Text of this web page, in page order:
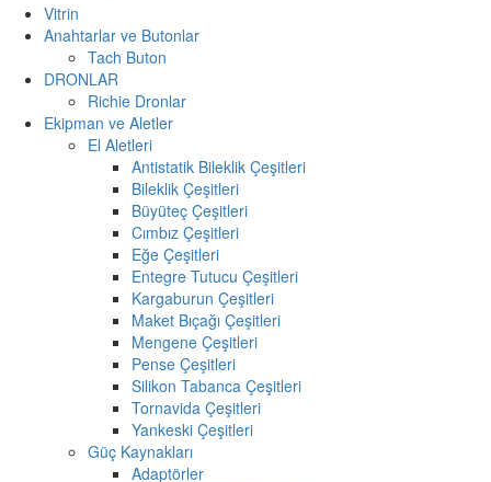
Vitrin
Anahtarlar ve Butonlar
Tach Buton
DRONLAR
Richie Dronlar
Ekipman ve Aletler
El Aletleri
Antistatik Bileklik Çeşitleri
Bileklik Çeşitleri
Büyüteç Çeşitleri
Cımbız Çeşitleri
Eğe Çeşitleri
Entegre Tutucu Çeşitleri
Kargaburun Çeşitleri
Maket Bıçağı Çeşitleri
Mengene Çeşitleri
Pense Çeşitleri
Silikon Tabanca Çeşitleri
Tornavida Çeşitleri
Yankeski Çeşitleri
Güç Kaynakları
Adaptörler